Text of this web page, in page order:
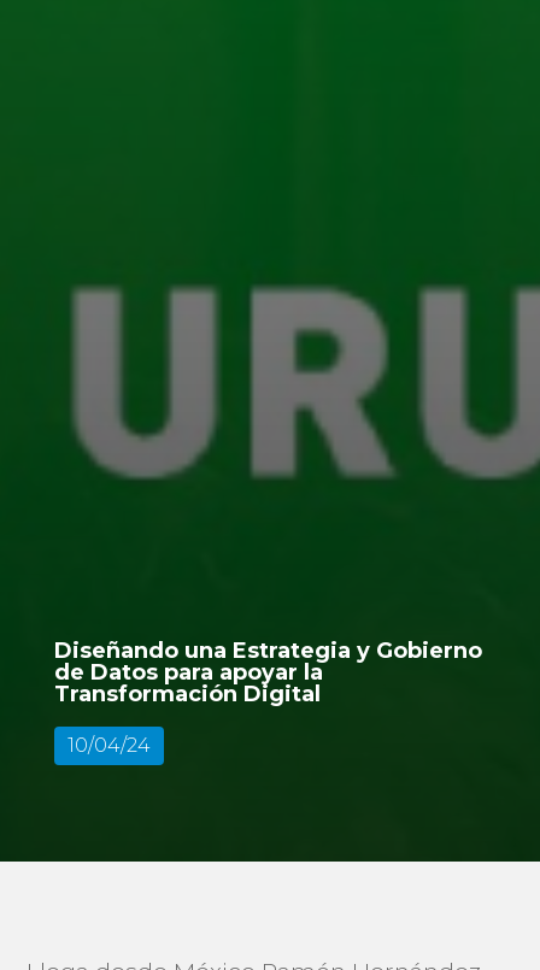
Diseñando una Estrategia y Gobierno
de Datos para apoyar la
Transformación Digital
10/04/24